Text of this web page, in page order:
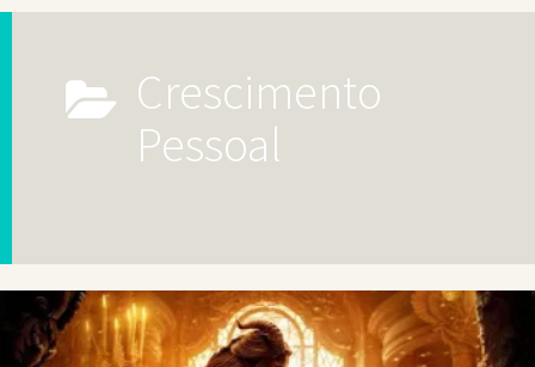
Crescimento
Pessoal